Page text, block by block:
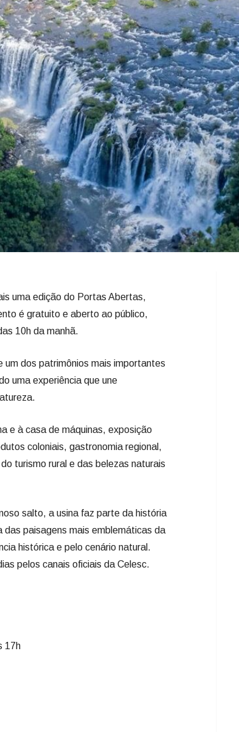
uma edição do Portas Abertas,
é gratuito e aberto ao público,
10h da manhã.
dos patrimônios mais importantes
uma experiência que une
e à casa de máquinas, exposição
coloniais, gastronomia regional,
turismo rural e das belezas naturais
salto, a usina faz parte da história
paisagens mais emblemáticas da
histórica e pelo cenário natural.
pelos canais oficiais da Celesc.
17h